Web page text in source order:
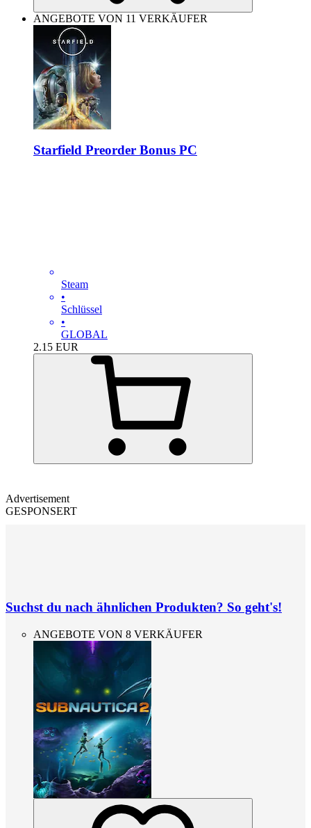
ANGEBOTE VON 11 VERKÄUFER
Starfield Preorder Bonus PC
Steam
•
Schlüssel
•
GLOBAL
2.15 EUR
Advertisement
GESPONSERT
Suchst du nach ähnlichen Produkten? So geht's!
ANGEBOTE VON 8 VERKÄUFER